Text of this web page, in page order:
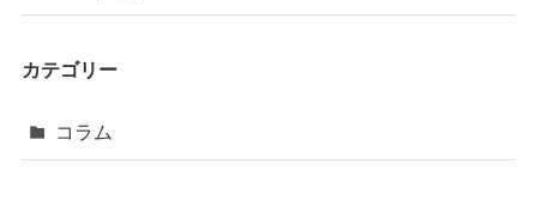
カテゴリー
コラム